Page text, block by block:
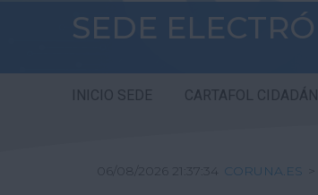
SEDE
INICIO SEDE CARTAFOL CIDADÁN
06/08/2026 21:37:34 CORUNA.ES >